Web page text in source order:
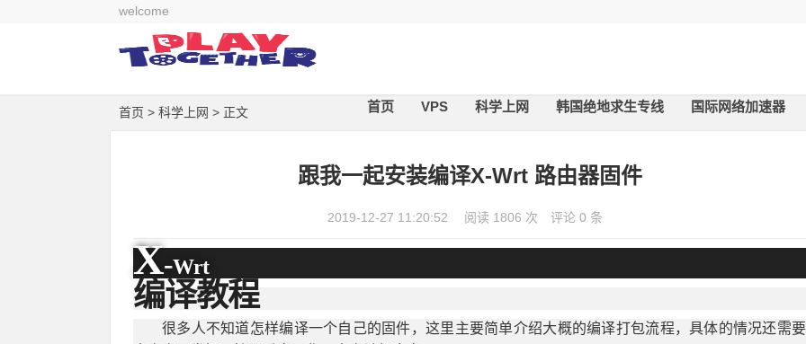
welcome
首页 VPS 科学上网 韩国绝地求生专线 国际网络加速器
首页 > 科学上网 > 正文
跟我一起安装编译X-Wrt 路由器固件
2019-12-27 11:20:52 阅读 1806 次 评论 0 条
X-Wrt
编译教程
很多人不知道怎样编译一个自己的固件，这里主要简单介绍大概的编译打包流程，具体的情况还需要